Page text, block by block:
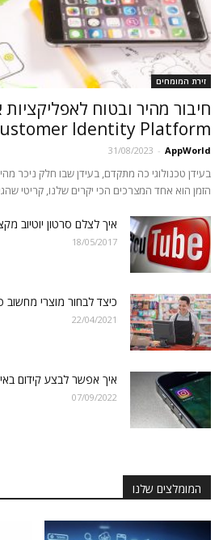
זירת המומחים
חיבור מהיר ובטוח לאפליקציות
Identity Platform
AppWorld
-
31/08/2023
בעידן טכנולוגי כה מתקדם, בעידן שבו חלק ניכר
הזמן הוא אחד המצרכים הכי יקרים שלנו, קריטי
איך לצלם סרטון יוטיוב
18/05/2017
כיצד לבחור מוצרי מחשוב
22/04/2021
איך אפשר לבצע קידום
07/09/2022
המומלצים שלנו